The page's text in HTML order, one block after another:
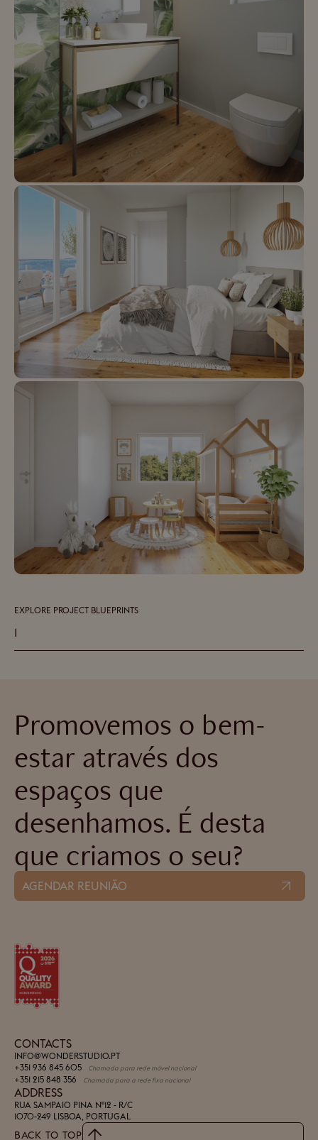
EXPLORE PROJECT BLUEPRINTS
1
Promovemos o bem-
estar através dos
espaços que
desenhamos. É desta
que criamos o seu?
AGENDAR REUNIÃO
CONTACTS
INFO@WONDERSTUDIO.PT
+351 936 845 605
Chamada para rede móvel nacional
+351 215 848 356 Chamada para a rede fixa nacional
ADDRESS
RUA SAMPAIO PINA Nº12 - R/C
1070-249 LISBOA, PORTUGAL
BACK TO TOP